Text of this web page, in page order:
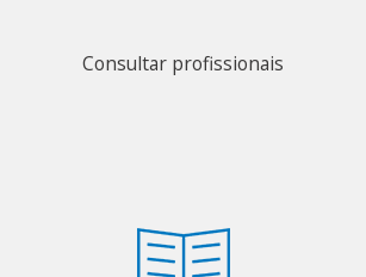
Consultar profissionais